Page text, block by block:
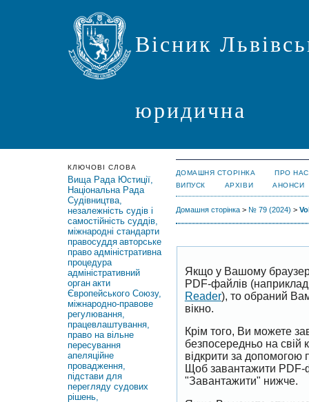
Вісник
юридична
КЛЮЧОВІ СЛОВА
Вища Рада Юстиції,
Національна Рада
Судівництва,
незалежність судів і
самостійність суддів,
міжнародні стандарти
правосуддя авторське
право адміністративна
процедура
адміністративний
орган акти
Європейського Союзу,
міжнародно-правове
регулювання,
працевлаштування,
право на вільне
пересування
апеляційне
провадження,
підстави для
перегляду судових
рішень,
ДОМАШНЯ СТОРІНКА
ПРО НАС
ВИПУСК
АРХІВИ АНОНСИ
Домашня сторінка> № 79 (2024) >
Якщо у Вашому
PDF-файлів
Reader), то обраний
вікно.
Крім того, Ви можете
безпосередньо на
відкрити за
Щоб завантажити PDF-
"Завантажити" нижче.